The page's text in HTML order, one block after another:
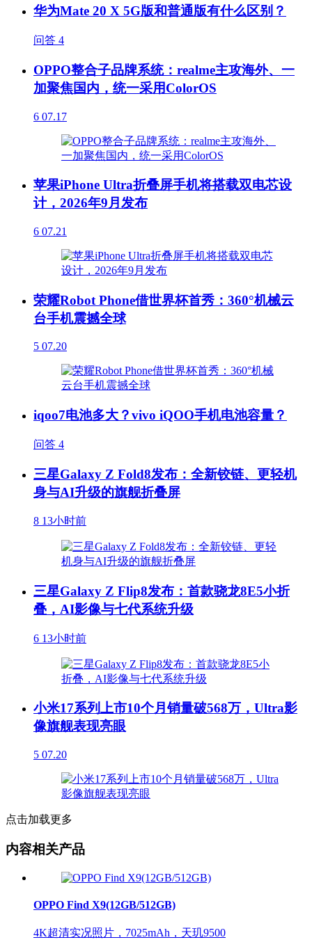
华为Mate 20 X 5G版和普通版有什么区别？
问答 4
OPPO整合子品牌系统：realme主攻海外、一
加聚焦国内，统一采用ColorOS
6 07.17
苹果iPhone Ultra折叠屏手机将搭载双电芯设
计，2026年9月发布
6 07.21
荣耀Robot Phone借世界杯首秀：360°机械云
台手机震撼全球
5 07.20
iqoo7电池多大？vivo iQOO手机电池容量？
问答 4
三星Galaxy Z Fold8发布：全新铰链、更轻机
身与AI升级的旗舰折叠屏
8 13小时前
三星Galaxy Z Flip8发布：首款骁龙8E5小折
叠，AI影像与七代系统升级
6 13小时前
小米17系列上市10个月销量破568万，Ultra影
像旗舰表现亮眼
5 07.20
点击加载更多
内容相关产品
OPPO Find X9(12GB/512GB)
4K超清实况照片，7025mAh，天玑9500